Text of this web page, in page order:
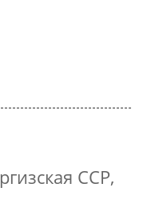
ССР,